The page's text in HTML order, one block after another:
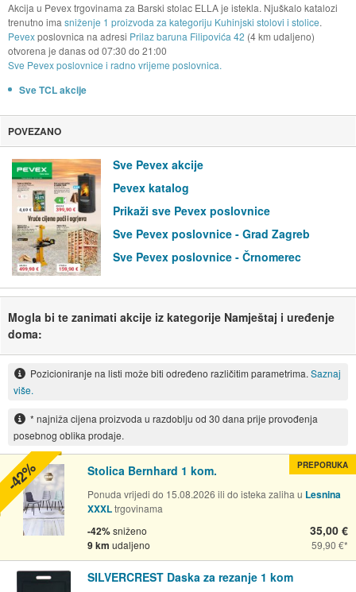
Akcija u Pevex trgovinama za Barski stolac ELLA je istekla. Njuškalo katalozi
trenutno ima sniženje 1 proizvoda za kategoriju Kuhinjski stolovi i stolice.
Pevexposlovnica na adresi Prilaz baruna Filipovića 42 (4 km udaljeno)
otvorena je danas od 07:30 do 21:00
Sve Pevex poslovnice i radno vrijeme poslovnica.
Sve TCL akcije
POVEZANO
Sve Pevex akcije
Pevex katalog
Prikaži sve Pevex poslovnice
Sve Pevex poslovnice - Grad Zagreb
Sve Pevex poslovnice - Črnomerec
Mogla bi te zanimati akcije iz kategorije Namještaj i uređenje
doma:
Pozicioniranje na listi može biti određeno različitim parametrima. Saznaj
više.
* najniža cijena proizvoda u razdoblju od 30 dana prije provođenja
posebnog oblika prodaje.
Stolica Bernhard 1 kom.
Ponuda vrijedi do 15.08.2026 ili do isteka zaliha u Lesnina
XXXLtrgovinama
-42%sniženo
9 km udaljeno
35,00 €
59,90 €
PREPORUKA
-42%
SILVERCREST Daska za rezanje 1 kom